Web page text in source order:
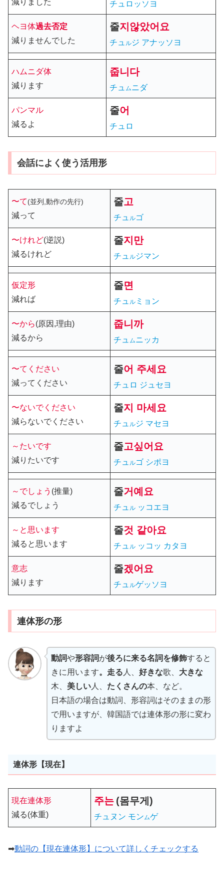
減りました チュロッソヨ
ヘヨ体過去否定
減りませんでした
줄지 않았어요
チュ ルジ アナッソヨ
ハムニダ体
減ります
줍니다
チュ ムニダ
パンマル
減るよ
줄어
チュロ
会話によく使う活用形
〜て(並列,動作の先行)
減って
줄고
チュ ルゴ
〜けれど(逆説)
減るけれど
줄지만
チュ ルジマン
仮定形
減れば
줄면
チュ ル ミョン
〜から(原因,理由)
減るから
줍니까
チュ ムニッカ
〜てください
減ってください
줄어 주세요
チュロ ジュセヨ
〜ないでください
減らないでください
줄지 마세요
チュ ルジ マセヨ
～たいです
減りたいです
줄고싶어요
チュ ルゴ シポヨ
～でしょう (推量)
減るでしょう
줄거예요
チュ ル ッコエヨ
～と思います
減ると思います
줄것 같아요
チュ ル ッコッ カタヨ
意志
減ります
줄겠어요
チュ ルゲッソヨ
連体形の形
動詞や形容詞が後ろに来る名詞を修飾すると
きに用います。走る人、 好きな歌、 大きな
木、 美しい人、 たくさんの本、など。
日本語の場合は動詞、形容詞はそのままの形
で用いますが、韓国語では連体形の形に変わ
りますよ
連体形【現在】
現在連体形
減る(体重)
주는 (몸무게)
チュヌン モンムゲ
➡動詞の【現在連体形】について詳しくチェックする